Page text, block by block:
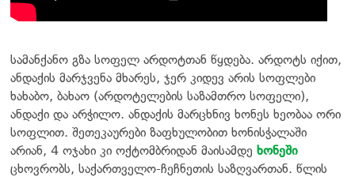
სამანქანო გზა სოფელ არდოტთან წყდება. არდოტს იქით,
ანდაქის მარჯვენა მხარეს, ჯერ კიდევ არის სოფლები
ხახაბო, ბახაო (არდოტელების საზამთრო სოფელი),
ანდაქი და არჭილო. ანდაქის მარცხნივ ხონეს ხეობაა ორი
სოფლით. შეთეკაურები ზაფხულობით ხონისჭალაში
არიან, 4 ოჯახი კი ოქტომბრიდან მაისამდე ხონეში
ცხოვრობს, საქართველო-ჩეჩნეთის საზღვართან. წლის